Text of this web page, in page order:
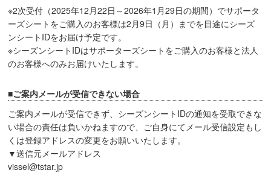
※2次受付（2025年12月22日～2026年1月29日の期間）でサポータ
ーズシートをご購入のお客様は2月9日（月）までを目途にシーズ
ンシートIDをお届け予定です。
※シーズンシートIDはサポーターズシートをご購入のお客様と法人
のお客様へのみお届けいたします。
■ご案内メールが受信できない場合
ご案内メールが受信できず、シーズンシートIDの通知を受取できな
い場合の責任は負いかねますので、ご自身にてメール受信設定もし
くは登録アドレスの変更をお願いいたします。
▼送信元メールアドレス
vissel@tstar.jp